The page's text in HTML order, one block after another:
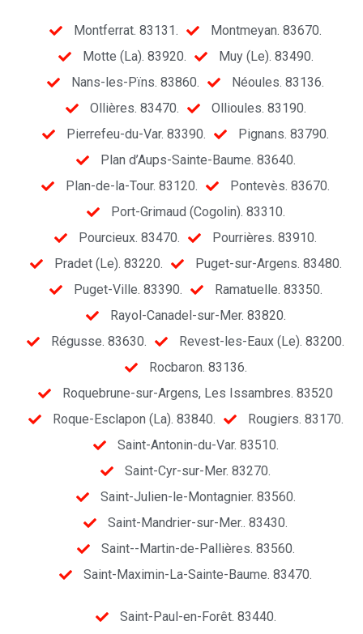
Montferrat. 83131.
Montmeyan. 83670.
Motte (La). 83920.
Muy (Le). 83490.
Nans-les-Pïns. 83860.
Néoules. 83136.
Ollières. 83470.
Ollioules. 83190.
Pierrefeu-du-Var. 83390.
Pignans. 83790.
Plan d’Aups-Sainte-Baume. 83640.
Plan-de-la-Tour. 83120.
Pontevès. 83670.
Port-Grimaud (Cogolin). 83310.
Pourcieux. 83470.
Pourrières. 83910.
Pradet (Le). 83220.
Puget-sur-Argens. 83480.
Puget-Ville. 83390.
Ramatuelle. 83350.
Rayol-Canadel-sur-Mer. 83820.
Régusse. 83630.
Revest-les-Eaux (Le). 83200.
Rocbaron. 83136.
Roquebrune-sur-Argens, Les Issambres. 83520
Roque-Esclapon (La). 83840.
Rougiers. 83170.
Saint-Antonin-du-Var. 83510.
Saint-Cyr-sur-Mer. 83270.
Saint-Julien-le-Montagnier. 83560.
Saint-Mandrier-sur-Mer.. 83430.
Saint--Martin-de-Pallières. 83560.
Saint-Maximin-La-Sainte-Baume. 83470.
Saint-Paul-en-Forêt. 83440.